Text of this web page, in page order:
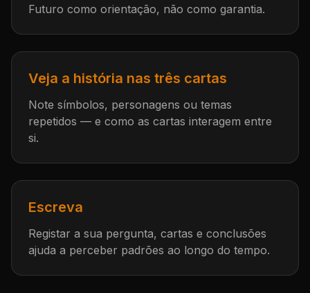
Futuro como orientação, não como garantia.
Veja a história nas três cartas
Note símbolos, personagens ou temas
repetidos — e como as cartas interagem entre
si.
Escreva
Registar a sua pergunta, cartas e conclusões
ajuda a perceber padrões ao longo do tempo.